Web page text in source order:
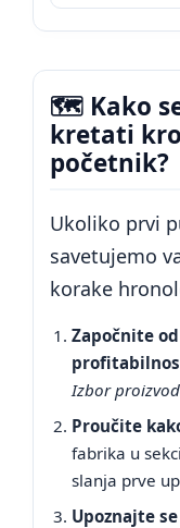
🗺️ Kako
kretati
početnik?
Ukoliko prvi
savetujemo
korake
Započnite
Izbor
Proučite
fabrika u
slanja prve
Upoznajte